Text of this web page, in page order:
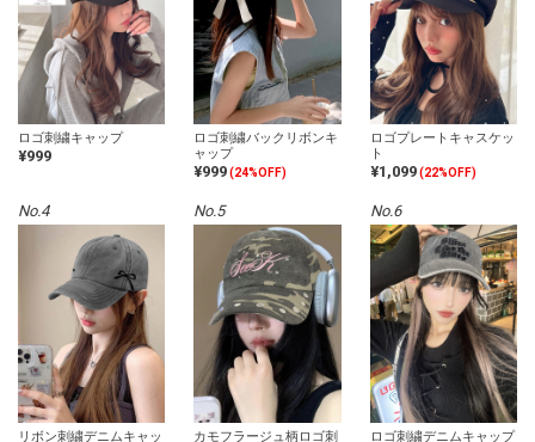
ロゴ刺繍キャップ
¥999
ロゴ刺繍バックリボンキ
ャップ
¥999 (24%OFF)
ロゴプレートキャスケッ
ト
¥1,099 (22%OFF)
No.4
リボン刺繍デニムキャッ
No.5
カモフラージュ柄ロゴ刺
No.6
ロゴ刺繍デニムキャップ